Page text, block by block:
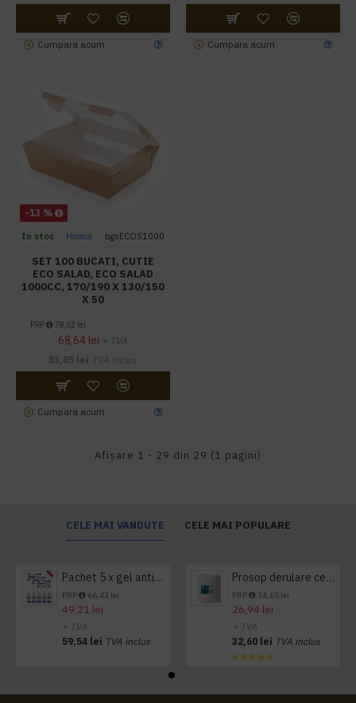
Cumpara acum Cumpara acum
-13 %
In stoc Horeca bgsECOS1000
SET 100 BUCATI, CUTIE
ECO SALAD, ECO SALAD
1000CC, 170/190 X 130/150
X 50
PRP 78,62 lei
68,64 lei + TVA
83,05 lei TVA inclus
Cumpara acum
Afişare 1 - 29 din 29 (1 pagini)
CELE MAI VANDUTE CELE MAI POPULARE
Pachet 5 x gel antibacterian 50ml si 3 x Servetele antibacteriene 48 buc Hygienium
PRP 66,43 lei
49,21 lei
+ TVA
59,54 lei TVA inclus
Prosop derulare centrala 1 pliu, 300 m Tork
PRP 34,65 lei
26,94 lei
+ TVA
32,60 lei TVA inclus